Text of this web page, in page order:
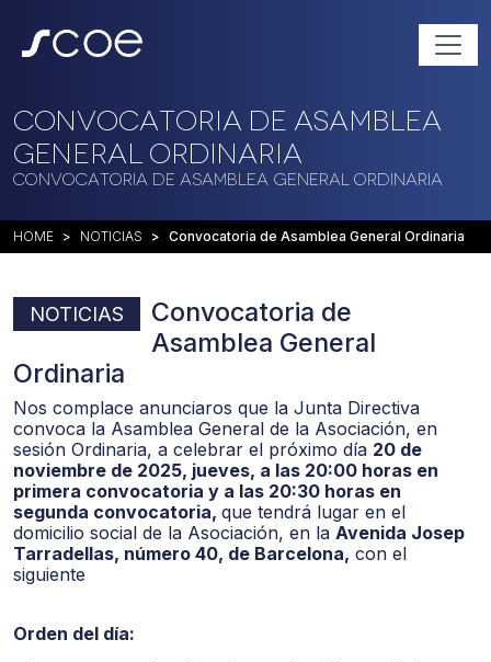
Convocatoria de Asamblea
General Ordinaria
Convocatoria de Asamblea General Ordinaria
HOME NOTICIAS Convocatoria de Asamblea General Ordinaria
NOTICIAS
Convocatoria de
Asamblea General
Ordinaria
Nos complace anunciaros que la Junta Directiva
convoca la Asamblea General de la Asociación, en
sesión Ordinaria, a celebrar el próximo día 20 de
noviembre de 2025, jueves, a las 20:00 horas en
primera convocatoria y a las 20:30 horas en
segunda convocatoria, que tendrá lugar en el
domicilio social de la Asociación, en la Avenida Josep
Tarradellas, número 40, de Barcelona, con el
siguiente
Orden del día: